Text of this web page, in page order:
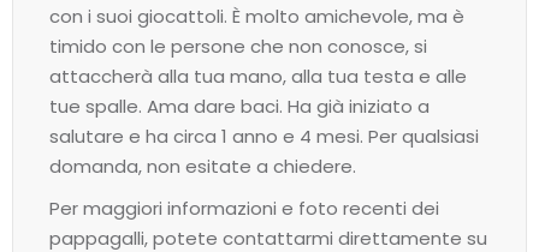
con i suoi giocattoli. È molto amichevole, ma è
timido con le persone che non conosce, si
attaccherà alla tua mano, alla tua testa e alle
tue spalle. Ama dare baci. Ha già iniziato a
salutare e ha circa 1 anno e 4 mesi. Per qualsiasi
domanda, non esitate a chiedere.
Per maggiori informazioni e foto recenti dei
pappagalli, potete contattarmi direttamente su